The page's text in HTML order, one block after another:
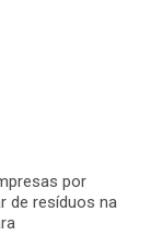
por
de resíduos na